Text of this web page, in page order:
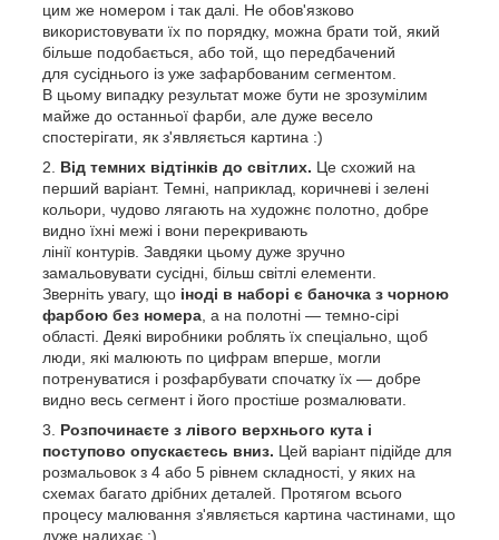
цим же номером і так далі. Не обов'язково
використовувати їх по порядку, можна брати той, який
більше подобається, або той, що передбачений
для сусіднього із уже зафарбованим сегментом.
В цьому випадку результат може бути не зрозумілим
майже до останньої фарби, але дуже весело
спостерігати, як з'являється картина :)
Від темних відтінків до світлих. Це схожий на
перший варіант. Темні, наприклад, коричневі і зелені
кольори, чудово лягають на художнє полотно, добре
видно їхні межі і вони перекривають
лінії контурів. Завдяки цьому дуже зручно
замальовувати сусідні, більш світлі елементи.
Зверніть увагу, що іноді в наборі є баночка з чорною
фарбою без номера , а на полотні — темно-сірі
області. Деякі виробники роблять їх спеціально, щоб
люди, які малюють по цифрам вперше, могли
потренуватися і розфарбувати спочатку їх — добре
видно весь сегмент і його простіше розмалювати.
Розпочинаєте з лівого верхнього кута і
поступово опускаєтесь вниз. Цей варіант підійде для
розмальовок з 4 або 5 рівнем складності, у яких на
схемах багато дрібних деталей. Протягом всього
процесу малювання з'являється картина частинами, що
дуже надихає :)